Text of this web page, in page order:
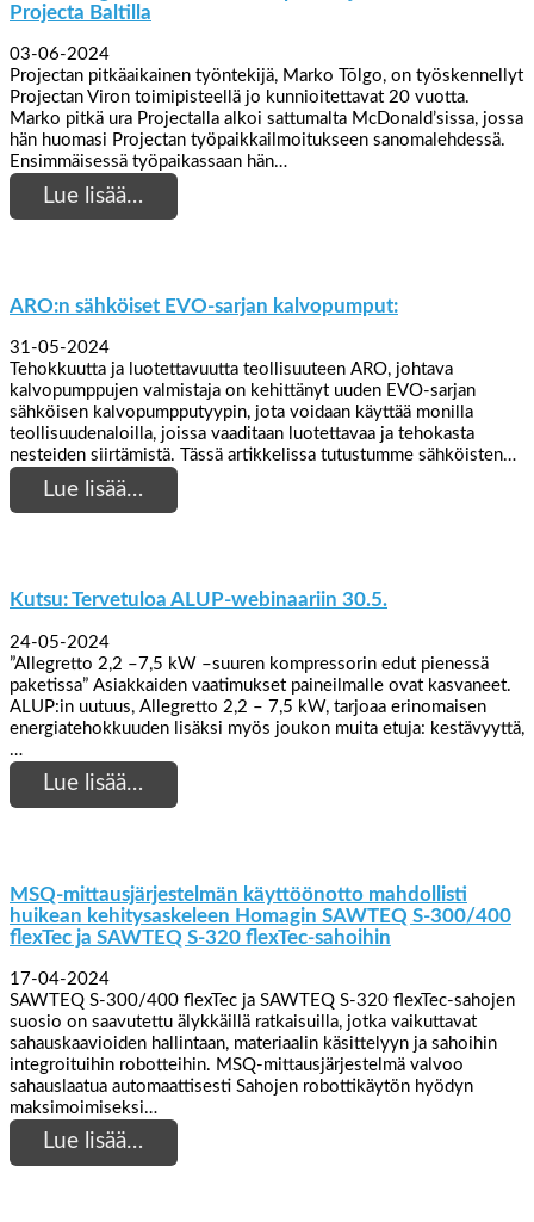
Projecta Baltilla
03-06-2024
Projectan pitkäaikainen työntekijä, Marko Tõlgo, on työskennellyt
Projectan Viron toimipisteellä jo kunnioitettavat 20 vuotta.
Marko pitkä ura Projectalla alkoi sattumalta McDonald’sissa, jossa
hän huomasi Projectan työpaikkailmoitukseen sanomalehdessä.
Ensimmäisessä työpaikassaan hän…
Lue lisää…
ARO:n sähköiset EVO-sarjan kalvopumput:
31-05-2024
Tehokkuutta ja luotettavuutta teollisuuteen ARO, johtava
kalvopumppujen valmistaja on kehittänyt uuden EVO-sarjan
sähköisen kalvopumpputyypin, jota voidaan käyttää monilla
teollisuudenaloilla, joissa vaaditaan luotettavaa ja tehokasta
nesteiden siirtämistä. Tässä artikkelissa tutustumme sähköisten…
Lue lisää…
Kutsu: Tervetuloa ALUP-webinaariin 30.5.
24-05-2024
”Allegretto 2,2 –7,5 kW ­–suuren kompressorin edut pienessä
paketissa” Asiakkaiden vaatimukset paineilmalle ovat kasvaneet.
ALUP:in uutuus, Allegretto 2,2 – 7,5 kW, tarjoaa erinomaisen
energiatehokkuuden lisäksi myös joukon muita etuja: kestävyyttä,
…
Lue lisää…
MSQ-mittausjärjestelmän käyttöönotto mahdollisti
huikean kehitysaskeleen Homagin SAWTEQ S-300/400
flexTec ja SAWTEQ S-320 flexTec-sahoihin
17-04-2024
SAWTEQ S-300/400 flexTec ja SAWTEQ S-320 flexTec-sahojen
suosio on saavutettu älykkäillä ratkaisuilla, jotka vaikuttavat
sahauskaavioiden hallintaan, materiaalin käsittelyyn ja sahoihin
integroituihin robotteihin. MSQ-mittausjärjestelmä valvoo
sahauslaatua automaattisesti Sahojen robottikäytön hyödyn
maksimoimiseksi…
Lue lisää…